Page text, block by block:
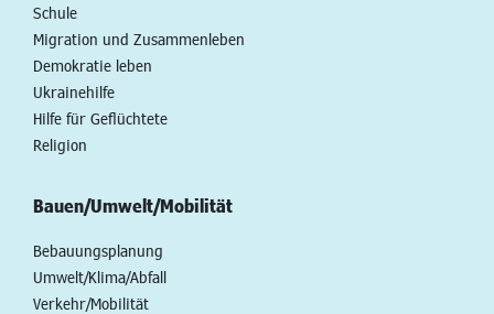
Schule
Migration und Zusammenleben
Demokratie leben
Ukrainehilfe
Hilfe für Geflüchtete
Religion
Bauen/Umwelt/Mobilität
Bebauungsplanung
Umwelt/Klima/Abfall
Verkehr/Mobilität